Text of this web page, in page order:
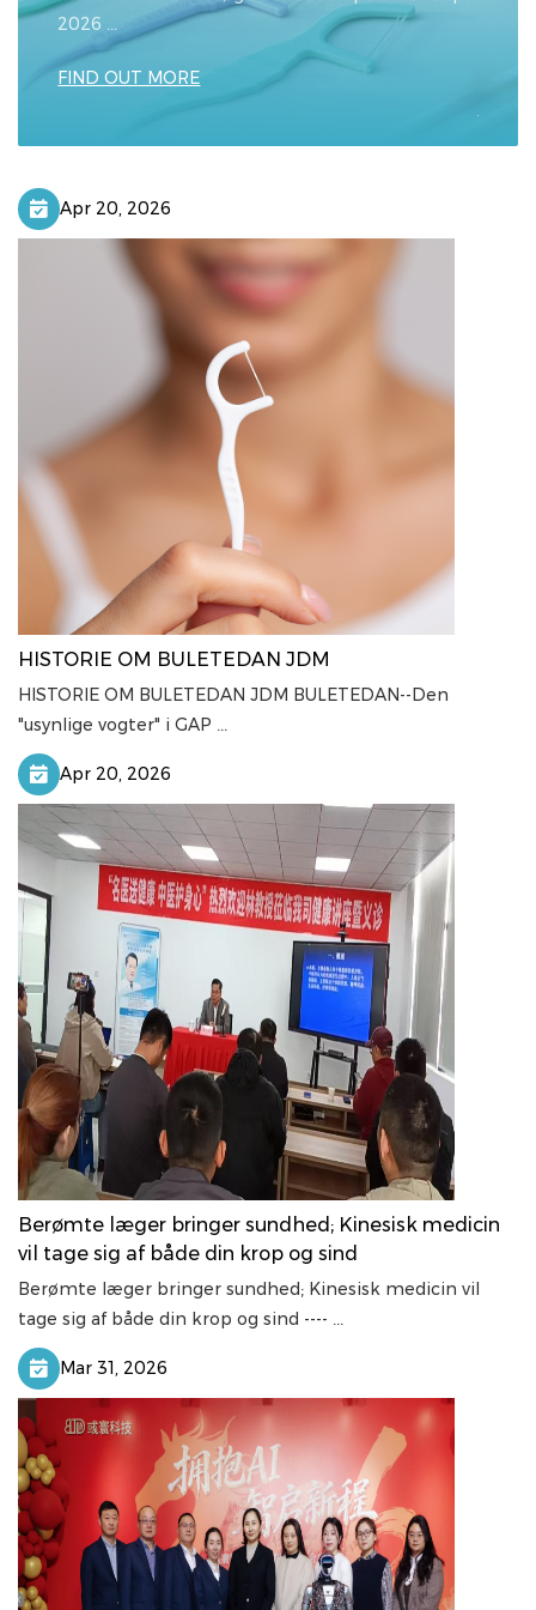
2026 ...
FIND OUT MORE
Apr 20, 2026
HISTORIE OM BULETEDAN JDM
HISTORIE OM BULETEDAN JDM BULETEDAN--Den
"usynlige vogter" i GAP ...
Apr 20, 2026
Berømte læger bringer sundhed; Kinesisk medicin
vil tage sig af både din krop og sind
Berømte læger bringer sundhed; Kinesisk medicin vil
tage sig af både din krop og sind ---- ...
Mar 31, 2026